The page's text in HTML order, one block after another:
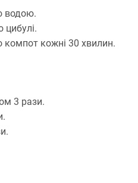
водою.
цибулі.
компот кожні 30 хвилин.
3 рази.